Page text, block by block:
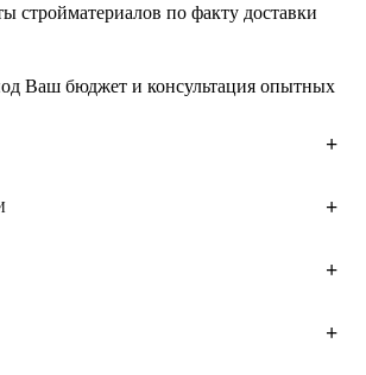
стройматериалов по факту доставки
Ваш бюджет и консультация опытных
блоков Euromix Clime используется
пенобетона,
и многоэтажных зданий.